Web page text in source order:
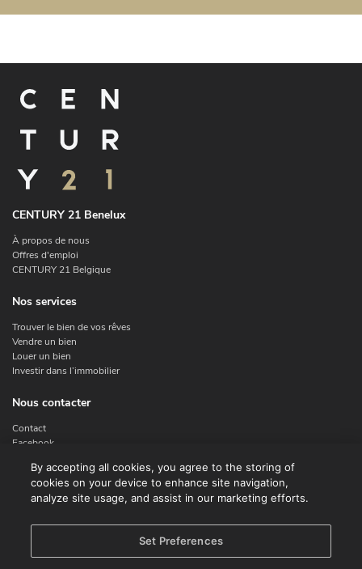
CENTURY 21 Benelux
À propos de nous
Offres d'emploi
CENTURY 21 Belgique
Nos services
Trouver le bien de vos rêves
Vendre un bien
Louer un bien
Investir dans l’immobilier
Nous contacter
Contact
Facebook
Linkedin
Conditions d'utilisation
By accepting all cookies, you agree to the storing of
cookies on your device to enhance site navigation,
analyze site usage, and assist in our marketing efforts.
Set Preferences